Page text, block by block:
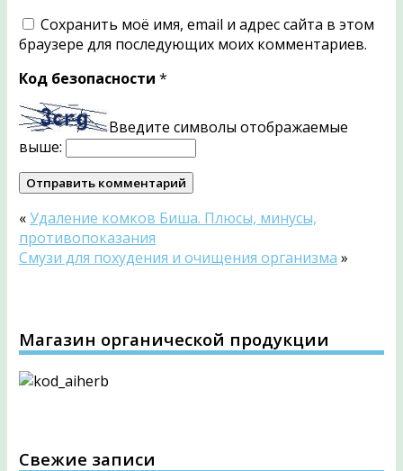
Сохранить моё имя, email и адрес сайта в этом
браузере для последующих моих комментариев.
Код безопасности *
Введите символы отображаемые
выше:
«Удаление комков Биша. Плюсы, минусы,
противопоказания
Смузи для похудения и очищения организма »
Магазин органической продукции
Свежие записи